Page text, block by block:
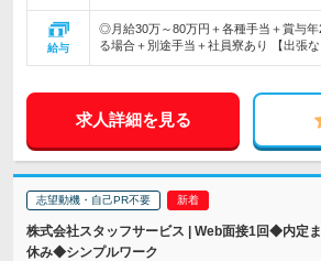
給与
◎月給30万～80万円＋各種手当＋賞与
る場合＋別途手当＋社員寮あり 【出張
求人詳細を見る
志望動機・自己PR不要
株式会社スタッフサービス | Web面接1回◆内定
休み◆シンプルワーク